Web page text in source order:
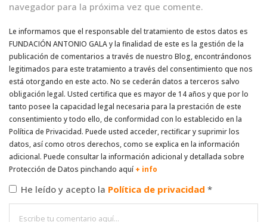
navegador para la próxima vez que comente.
Le informamos que el responsable del tratamiento de estos datos es
FUNDACIÓN ANTONIO GALA y la finalidad de este es la gestión de la
publicación de comentarios a través de nuestro Blog, encontrándonos
legitimados para este tratamiento a través del consentimiento que nos
está otorgando en este acto. No se cederán datos a terceros salvo
obligación legal. Usted certifica que es mayor de 14 años y que por lo
tanto posee la capacidad legal necesaria para la prestación de este
consentimiento y todo ello, de conformidad con lo establecido en la
Política de Privacidad. Puede usted acceder, rectificar y suprimir los
datos, así como otros derechos, como se explica en la información
adicional. Puede consultar la información adicional y detallada sobre
Protección de Datos pinchando aquí + info
He leído y acepto la Política de privacidad *